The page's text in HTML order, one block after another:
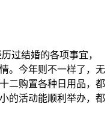
过结婚的各项事宜，
。今年则不一样了，无
二购置各种日用品，都
的活动能顺利举办，都